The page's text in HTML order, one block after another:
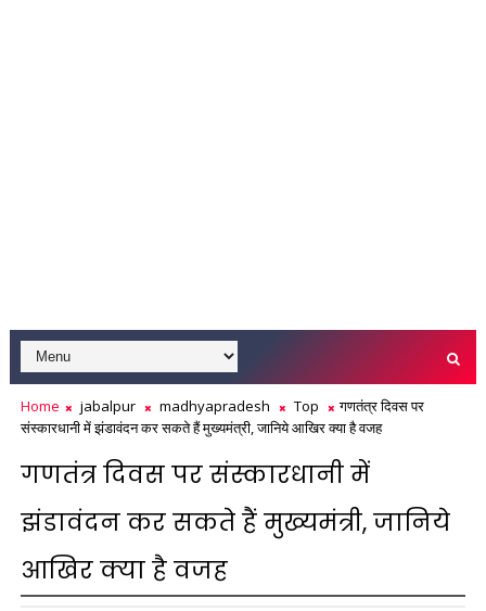
Home jabalpur madhyapradesh Top
गणतंत्र दिवस पर
संस्कारधानी में झंडावंदन कर सकते हैं मुख्यमंत्री, जानिये आखिर क्या है वजह
गणतंत्र दिवस पर संस्कारधानी में
झंडावंदन कर सकते हैं मुख्यमंत्री, जानिये
आखिर क्या है वजह